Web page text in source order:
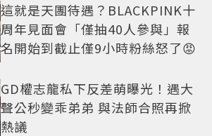
這就是天團待遇？BLACKPINK十
周年見面會「僅抽40人參與」報
名開始到截止僅9小時粉絲怒了😡
GD權志龍私下反差萌曝光！遇大
聲公秒變乖弟弟 與法師合照再掀
熱議